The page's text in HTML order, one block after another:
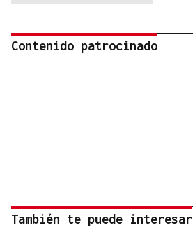
Contenido patrocinado
También te puede interesar